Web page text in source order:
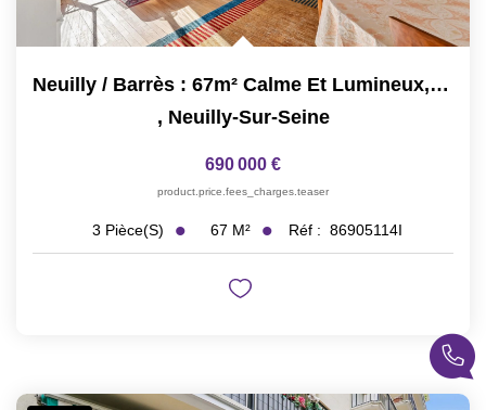
Neuilly / Barrès : 67m² Calme Et Lumineux, Possibilité 2ch
, Neuilly-Sur-Seine
690 000 €
product.price.fees_charges.teaser
3 Pièce(s) 67 M² Réf : 86905114I